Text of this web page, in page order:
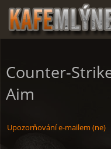
Counter-
Aim
Upozorňování e-mailem (ne)